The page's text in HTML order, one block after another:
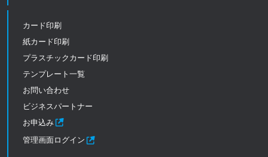
カード印刷
紙カード印刷
プラスチックカード印刷
テンプレート一覧
お問い合わせ
ビジネスパートナー
お申込み
管理画面ログイン